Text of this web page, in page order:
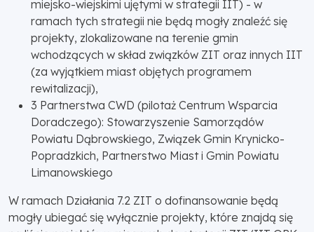
miejsko-wiejskimi ujętymi w strategii IIT) - w
ramach tych strategii nie będą mogły znaleźć się
projekty, zlokalizowane na terenie gmin
wchodzących w skład związków ZIT oraz innych IIT
(za wyjątkiem miast objętych programem
rewitalizacji),
3 Partnerstwa CWD (pilotaż Centrum Wsparcia
Doradczego): Stowarzyszenie Samorządów
Powiatu Dąbrowskiego, Związek Gmin Krynicko-
Popradzkich, Partnerstwo Miast i Gmin Powiatu
Limanowskiego
W ramach Działania 7.2 ZIT o dofinansowanie będą
mogły ubiegać się wyłącznie projekty, które znajdą się